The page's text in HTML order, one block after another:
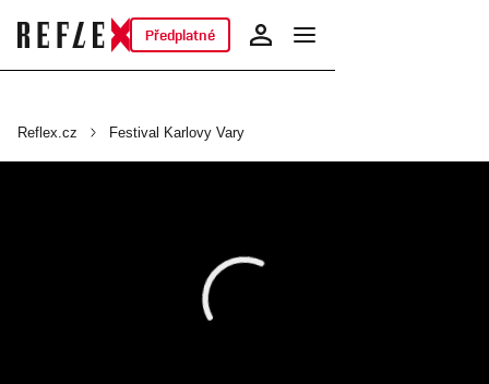
Předplatné
Reflex.cz Festival Karlovy Vary